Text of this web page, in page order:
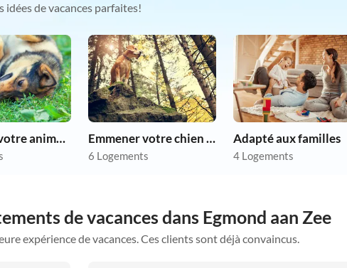
idées de vacances parfaites!
Emmener votre animal en vacances Emmener votre chien en vacances
6 Logements
Adapté aux familles
4 Logements
de vacances dans Egmond aan Zee
expérience de vacances. Ces clients sont déjà convaincus.